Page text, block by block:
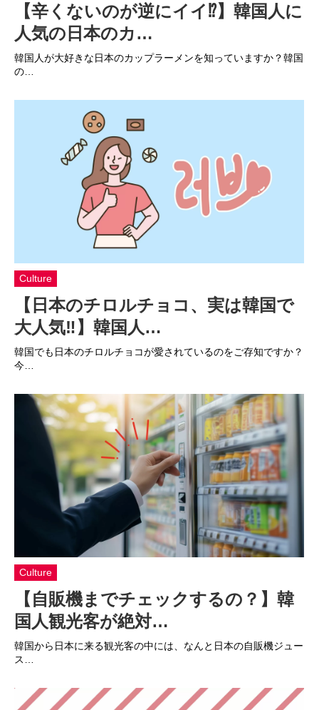
【辛くないのが逆にイイ⁉】韓国人に
人気の日本のカ…
韓国人が大好きな日本のカップラーメンを知っていますか？韓国
の…
Culture
【日本のチロルチョコ、実は韓国で
大人気‼】韓国人…
韓国でも日本のチロルチョコが愛されているのをご存知ですか？
今…
Culture
【自販機までチェックするの？】韓
国人観光客が絶対…
韓国から日本に来る観光客の中には、なんと日本の自販機ジュー
ス…